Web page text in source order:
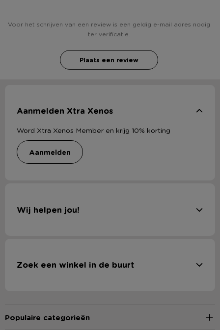
Voor het schrijven van een review is een geldig e-mail adres nodig
ter verificatie.
Plaats een review
Aanmelden Xtra Xenos
Word Xtra Xenos Member en krijg 10% korting
aanmelden
Wij helpen jou!
Zoek een winkel in de buurt
Populaire categorieën